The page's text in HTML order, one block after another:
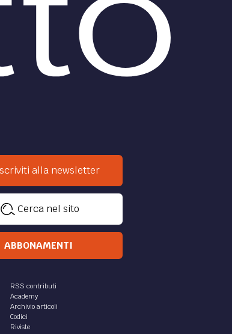
alla newsletter
Cerca nel sito
ABBONAMENTI
RSS contributi
Academy
Archivio articoli
Codici
Riviste